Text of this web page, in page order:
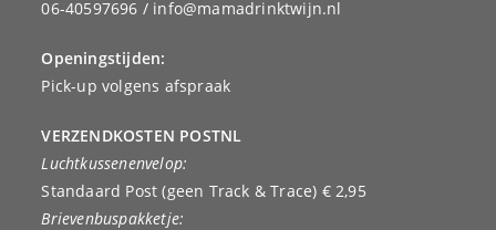
06-40597696 / info@mamadrinktwijn.nl
Openingstijden:
Pick-up volgens afspraak
VERZENDKOSTEN POSTNL
Luchtkussenenvelop:
Standaard Post (geen Track & Trace) € 2,95
Brievenbuspakketje: